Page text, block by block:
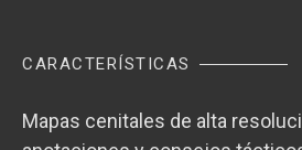
CARACTERÍSTICAS
Mapas cenitales de alta